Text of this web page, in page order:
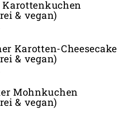
Karottenkuchen
& vegan)
Karotten-Cheesecake
& vegan)
Mohnkuchen
& vegan)